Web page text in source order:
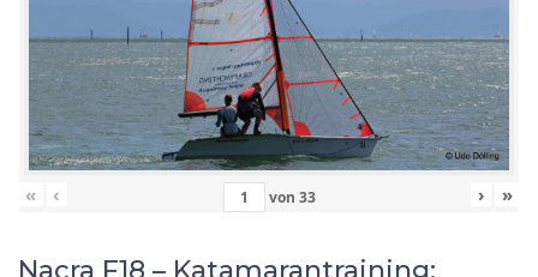
« ‹ von 33 › »
Nacra F18 – Katamarantraining: